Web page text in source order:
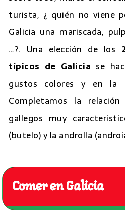
turista, ¿ quién no viene
Galicia una mariscada,
…?. Una elección de los
típicos de Galicia se
gustos colores y en la
Completamos la
gallegos muy
(butelo) y la androlla
Comer en Galicia